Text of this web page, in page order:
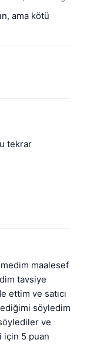
ama kötü
tekrar
maalesef
tavsiye
ettim ve satıcı
söyledim
ve
için 5 puan